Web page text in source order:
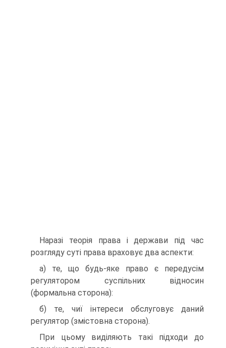
Наразі теорія права і держави під час
розгляду суті права вра­ховує два аспекти:
а) те, що будь-яке право є передусім
регулятором суспільних відносин
(формальна сторона):
б) те, чиї інтереси обслуговує даний
регулятор (змістовна сто­рона).
При цьому виділяють такі підходи до